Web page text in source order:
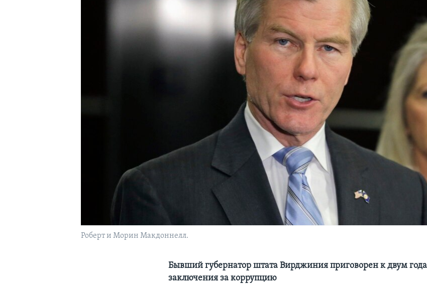
Роберт и Морин Макдоннелл.
Бывший губернатор штата Вирджиния приговорен к двум
заключения за коррупцию